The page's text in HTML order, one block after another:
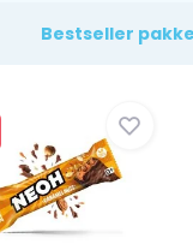
Bestseller